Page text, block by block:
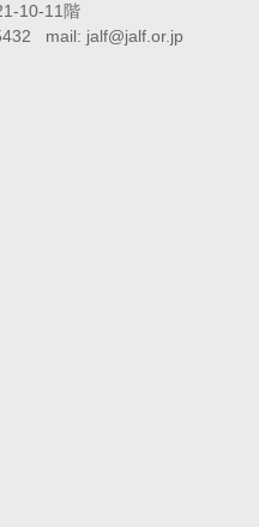
10-11階
mail: jalf@jalf.or.jp